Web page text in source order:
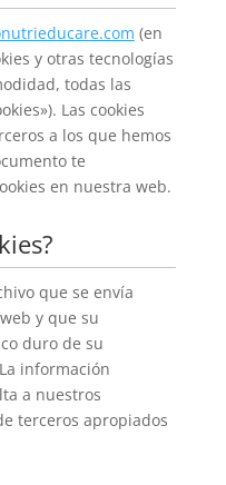
(en
y otras tecnologías
todas las
Las cookies
a los que hemos
te
en nuestra web.
que se envía
y que su
duro de su
información
a nuestros
terceros apropiados